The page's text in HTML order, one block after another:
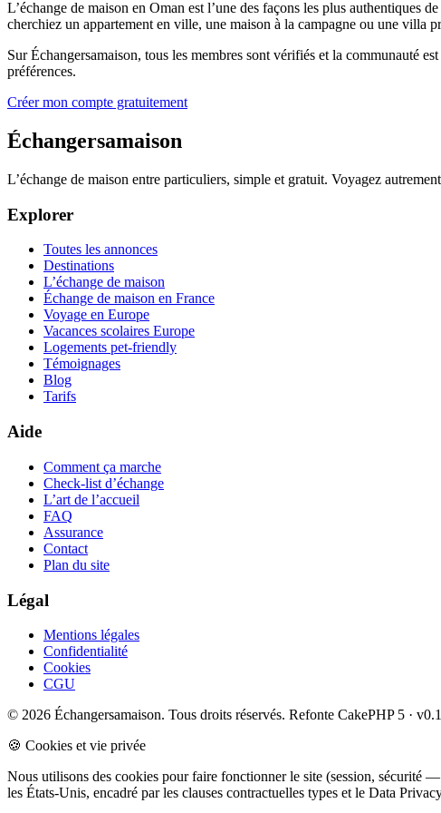
L’échange de maison en Oman est l’une des façons les plus authentiques
cherchiez un appartement en ville, une maison à la campagne ou une villa
Sur Échangersamaison, tous les membres sont vérifiés et la communauté
préférences.
Créer mon compte gratuitement
Échangersamaison
L’échange de maison entre particuliers, simple et gratuit. Voyagez
Explorer
Toutes les annonces
Destinations
L’échange de maison
Échange de maison en France
Voyage en Europe
Vacances scolaires Europe
Logements pet-friendly
Témoignages
Blog
Tarifs
Aide
Comment ça marche
Check-list d’échange
L’art de l’accueil
FAQ
Assurance
Contact
Plan du site
Légal
Mentions légales
Confidentialité
Cookies
CGU
© 2026 Échangersamaison. Tous droits réservés. Refonte CakePHP 5 · v0.1
🍪 Cookies et vie privée
Nous utilisons des cookies pour faire fonctionner le site (session, sécurité
les États-Unis, encadré par les clauses contractuelles types et le Data